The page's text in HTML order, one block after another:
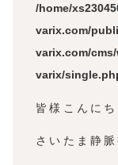
/home/
varix.com/
varix.com/
varix/
皆様こんにち
さいたま静